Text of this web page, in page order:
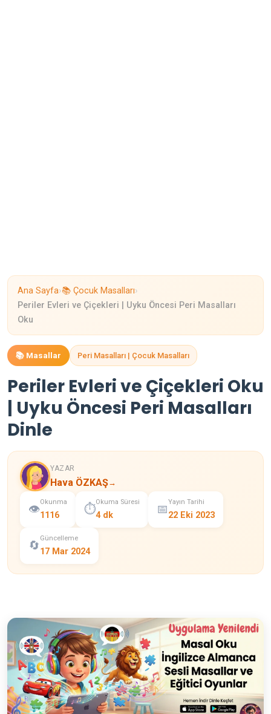
Ana Sayfa›📚 Çocuk Masalları›
Periler Evleri ve Çiçekleri | Uyku Öncesi Peri Masalları
Oku
📚 Masallar Peri Masalları | Çocuk Masalları
Periler Evleri ve Çiçekleri Oku
| Uyku Öncesi Peri Masalları
Dinle
YAZAR
Hava ÖZKAŞ→
👁️
Okunma
1116 ⏱️
Okuma Süresi
4 dk 📅
Yayın Tarihi
22 Eki 2023
🔄
Güncelleme
17 Mar 2024